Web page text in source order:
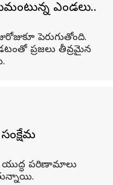
ఎండలు..
పెరుగుతోంది.
ప్రజలు తీవ్రమైన
యుద్ధ పరిణామాలు